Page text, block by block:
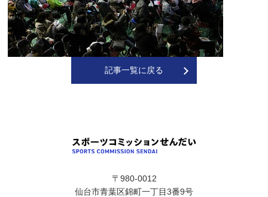
記事一覧に戻る
〒980-0012
仙台市青葉区錦町一丁目3番9号